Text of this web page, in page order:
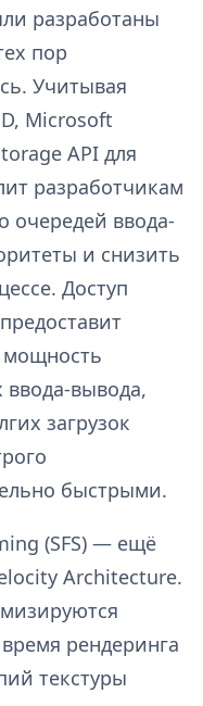
разработаны
пор
Учитывая
Microsoft
API для
разработчикам
очередей ввода-
и снизить
Доступ
мощность
ввода-вывода,
загрузок
быстрыми.
(SFS) — ещё
Architecture.
рендеринга
текстуры